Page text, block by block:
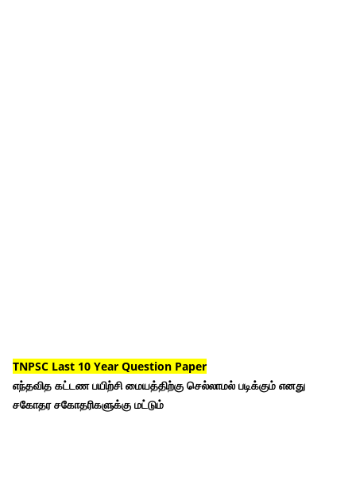
TNPSC Last 10 Year Question Paper
எந்தவித கட்டண பயிற்சி மையத்திற்கு செல்லாமல் படிக்கும் எனது
சகோதர சகோதரிகளுக்கு மட்டும்